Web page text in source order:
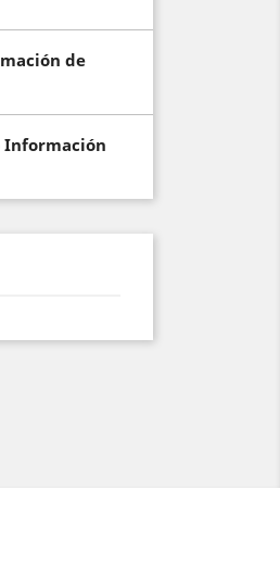
de
Información